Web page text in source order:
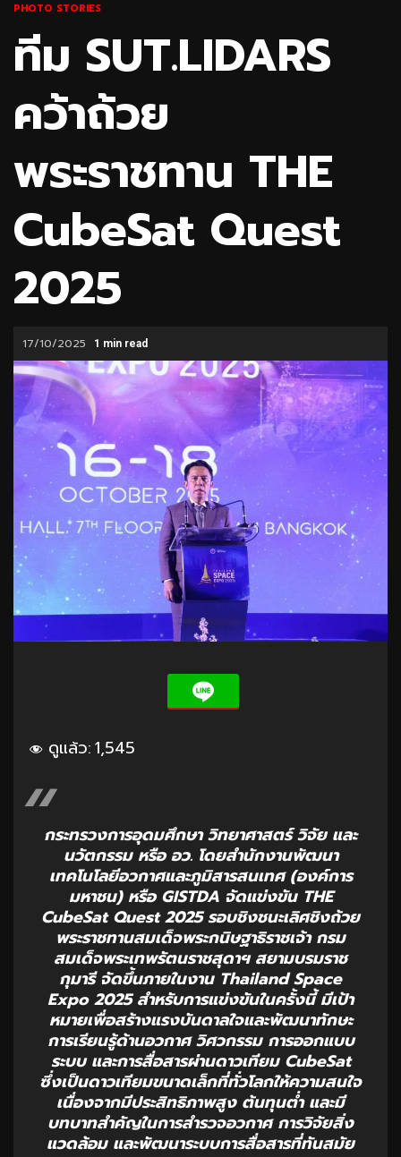
PHOTO STORIES
ทีม SUT.LIDARS
คว้าถ้วย
พระราชทาน THE
CubeSat Quest
2025
17/10/2025 1 min read
ดูแล้ว:1,545
กระทรวงการอุดมศึกษา วิทยาศาสตร์ วิจัย และ
นวัตกรรม หรือ อว. โดยสำนักงานพัฒนา
เทคโนโลยีอวกาศและภูมิสารสนเทศ (องค์การ
มหาชน) หรือ GISTDA จัดแข่งขัน THE
CubeSat Quest 2025 รอบชิงชนะเลิศชิงถ้วย
พระราชทานสมเด็จพระกนิษฐาธิราชเจ้า กรม
สมเด็จพระเทพรัตนราชสุดาฯ สยามบรมราช
กุมารี จัดขึ้นภายในงาน Thailand Space
Expo 2025 สำหรับการแข่งขันในครั้งนี้ มีเป้า
หมายเพื่อสร้างแรงบันดาลใจและพัฒนาทักษะ
การเรียนรู้ด้านอวกาศ วิศวกรรม การออกแบบ
ระบบ และการสื่อสารผ่านดาวเทียม CubeSat
ซึ่งเป็นดาวเทียมขนาดเล็กที่ทั่วโลกให้ความสนใจ
เนื่องจากมีประสิทธิภาพสูง ต้นทุนต่ำ และมี
บทบาทสำคัญในการสำรวจอวกาศ การวิจัยสิ่ง
แวดล้อม และพัฒนาระบบการสื่อสารที่ทันสมัย